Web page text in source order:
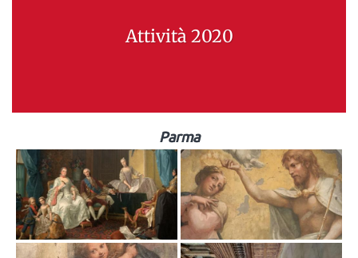
Attività 2020
Parma